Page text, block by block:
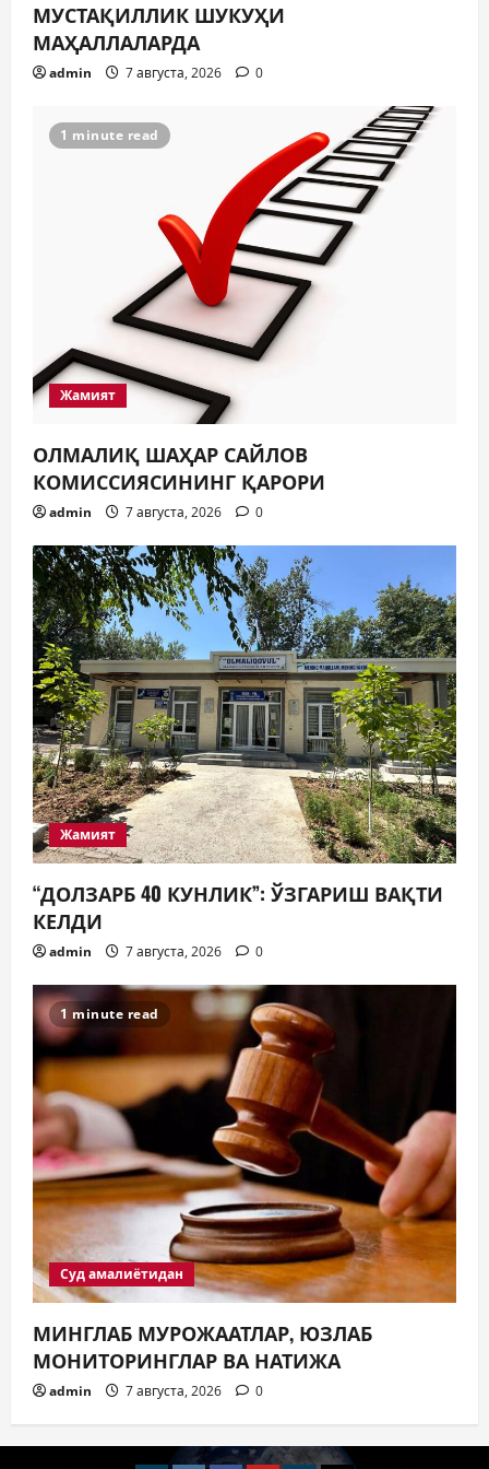
МИНГЛАБ МУРОЖААТЛАР,
ЮЗЛАБ МОНИТОРИНГЛАР ВА
НАТИЖА
Жиноят ва жазо
ИНТЕРНЕТ ҲУЖУМИДАН
ЎЗИНГИЗНИ ҲИМОЯЛАЙ
ОЛАСИЗМИ?
7 августа, 2026 0
МУСТАҚИЛЛИК ШУКУҲИ
МАҲАЛЛАЛАРДА
admin 7 августа, 2026 0
1 minute read
Жамият
ОЛМАЛИҚ ШАҲАР САЙЛОВ
КОМИССИЯСИНИНГ ҚАРОРИ
admin 7 августа, 2026 0
Жамият
“ДОЛЗАРБ 40 КУНЛИК”: ЎЗГАРИШ ВАҚТИ
КЕЛДИ
admin 7 августа, 2026 0
1 minute read
Суд амалиётидан
МИНГЛАБ МУРОЖААТЛАР, ЮЗЛАБ
МОНИТОРИНГЛАР ВА НАТИЖА
admin 7 августа, 2026 0